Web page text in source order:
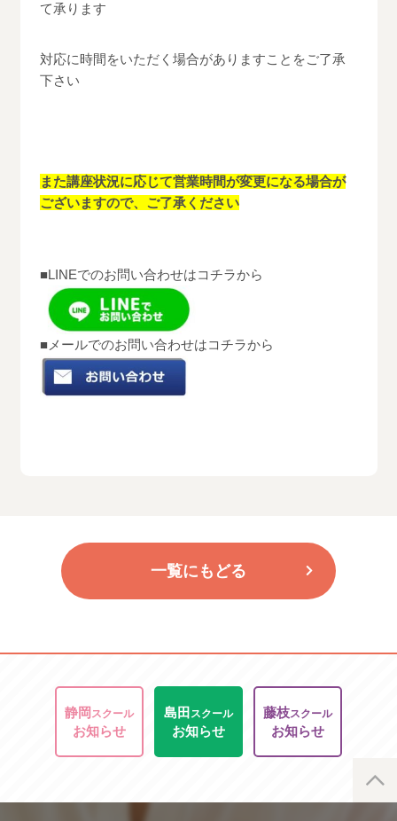
て承ります
対応に時間をいただく場合がありますことをご了承
下さい
また講座状況に応じて営業時間が変更になる場合が
ございますので、ご了承ください
■LINEでのお問い合わせはコチラから
■メールでのお問い合わせはコチラから
一覧にもどる
静岡 スクール
お知らせ
島田 スクール
お知らせ
藤枝スクール
お知らせ